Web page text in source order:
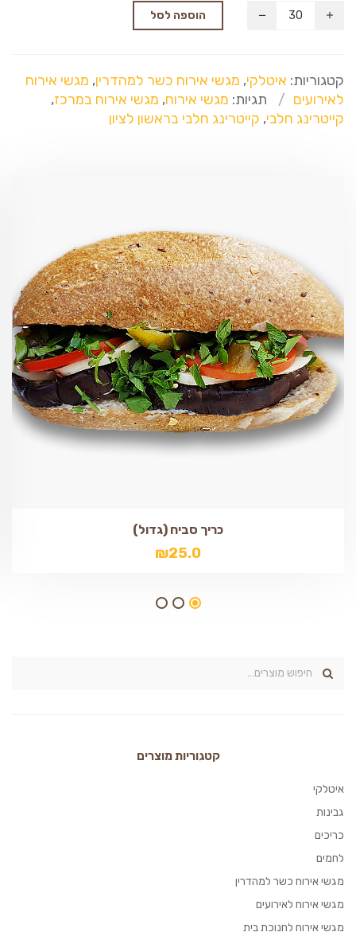
הוספה לסל
קטגוריות: איטלקי, מגשי אירוח כשר למהדרין, מגשי אירוח
לאירועים
תגיות: מגשי אירוח, מגשי אירוח במרכז,
קייטרינג חלבי, קייטרינג חלבי בראשון לציון
כריך סביח (גדול)
₪25.0
קטגוריות מוצרים
איטלקי
גבינות
כריכים
לחמים
מגשי אירוח כשר למהדרין
מגשי אירוח לאירועים
מגשי אירוח לחנוכת בית